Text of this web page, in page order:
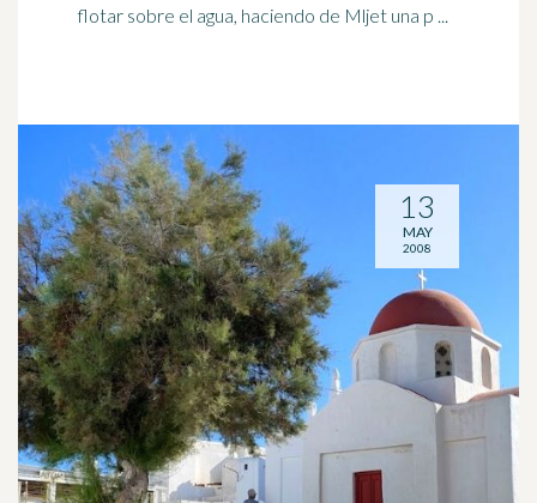
flotar sobre el agua, haciendo de Mljet una p ...
13
MAY
2008